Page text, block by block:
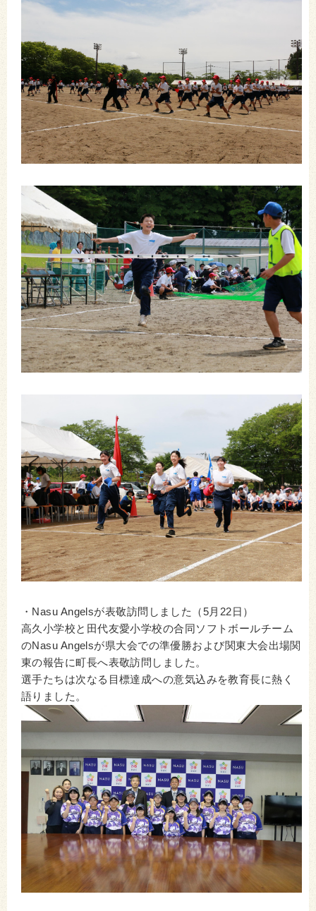
・Nasu Angelsが表敬訪問しました（5月22日）
高久小学校と田代友愛小学校の合同ソフトボールチーム
のNasu Angelsが県大会での準優勝および関東大会出場関
東の報告に町長へ表敬訪問しました。
選手たちは次なる目標達成への意気込みを教育長に熱く
語りました。